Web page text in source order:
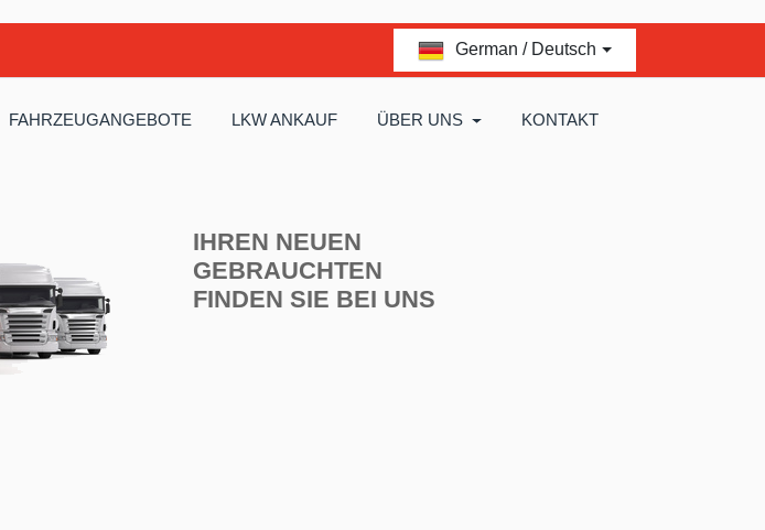
German / Deutsch
FAHRZEUGANGEBOTE LKW ANKAUF ÜBER UNS KONTAKT
IHREN NEUEN
GEBRAUCHTEN
FINDEN SIE BEI UNS